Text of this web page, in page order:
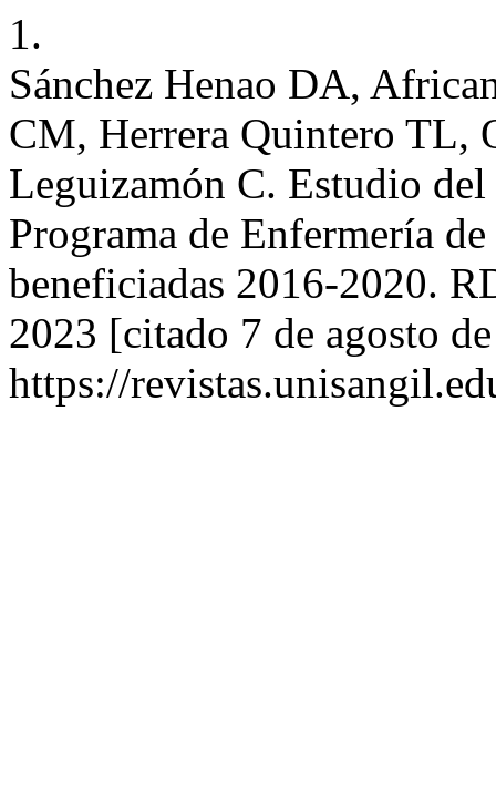
1.
Sánchez Henao DA,
CM, Herrera Quintero TL,
Leguizamón C. Estudio
Programa de Enfermería
beneficiadas 2016-2020.
2023 [citado 7 de agosto
https://